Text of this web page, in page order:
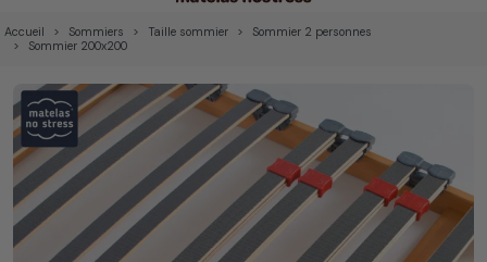
Accueil Sommiers Taille sommier
Sommier 2 personnes
Sommier 200x200